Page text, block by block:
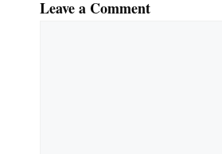
Leave a Comment